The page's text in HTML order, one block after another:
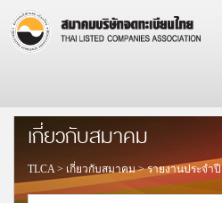
เกี่ยวกับสมาคม
TLCA> เกี่ยวกับสมาคม>รายงานประจำปี